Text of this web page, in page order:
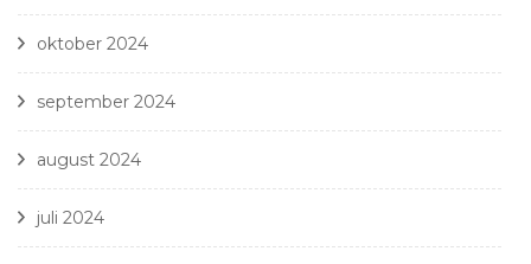
oktober 2024
september 2024
august 2024
juli 2024